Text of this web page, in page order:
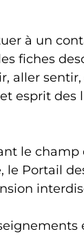
à un
fiches
aller
esprit des
le champ
le Portail